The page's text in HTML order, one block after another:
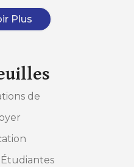
Plus
de
Étudiantes